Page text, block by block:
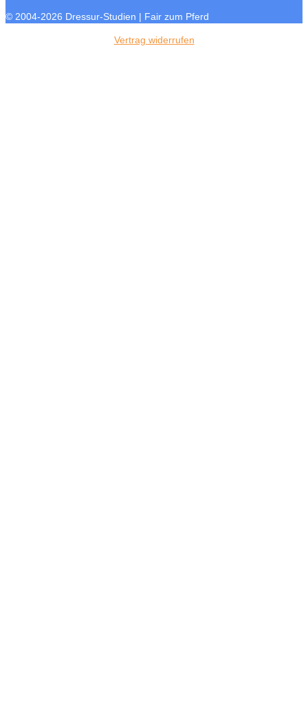
© 2004-2026 Dressur-Studien | Fair zum Pferd
Vertrag widerrufen